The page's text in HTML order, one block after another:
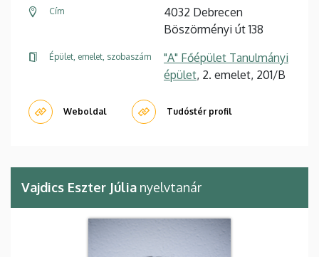
Cím
4032 Debrecen
Böszörményi út 138
Épület, emelet, szobaszám
"A" Főépület Tanulmányi
épület, 2. emelet, 201/B
Weboldal Tudóstér profil
Vajdics Eszter Júlia nyelvtanár